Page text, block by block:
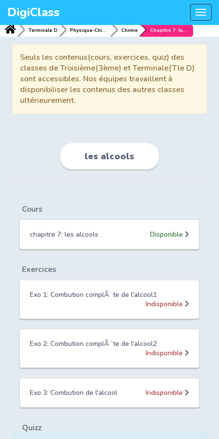
DigiClass
Terminale D Physique-Chimie Chimie Chapitre 7: les alcools
Seuls les contenus(cours, exercices, quiz) des
classes de Troisième(3ème) et Terminale(Tle D)
sont accessibles. Nos équipes travaillent à
disponibiliser les contenus des autres classes
ultérieurement.
les alcools
Cours
chapitre 7: les alcools Disponible
Exercices
Exo 1: Combution complÃ¨te de l'alcool1
Indisponible
Exo 2: Combution complÃ¨te de l'alcool2
Indisponible
Exo 3: Combution de l'alcool Indisponible
Quizz